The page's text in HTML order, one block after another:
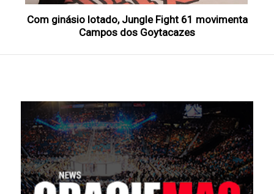
Com ginásio lotado, Jungle Fight 61 movimenta
Campos dos Goytacazes